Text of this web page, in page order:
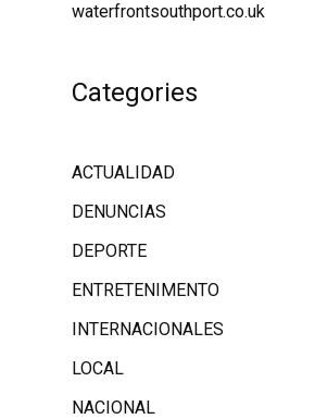
waterfrontsouthport.co.uk
Categories
ACTUALIDAD
DENUNCIAS
DEPORTE
ENTRETENIMENTO
INTERNACIONALES
LOCAL
NACIONAL